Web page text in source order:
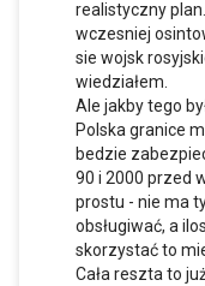
realistyczny
wczesniej
sie wojsk
wiedziałem.
Ale jakby tego
Polska granice
bedzie
90 i 2000 przed
prostu - nie ma
obsługiwać, a
skorzystać to
Cała reszta to